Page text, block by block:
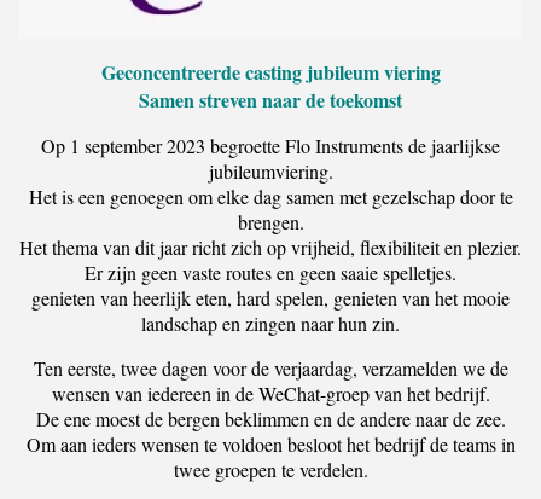
Geconcentreerde casting jubileum viering
Samen streven naar de toekomst
Op 1 september 2023 begroette Flo Instruments de jaarlijkse
jubileumviering.
Het is een genoegen om elke dag samen met gezelschap door te
brengen.
Het thema van dit jaar richt zich op vrijheid, flexibiliteit en plezier.
Er zijn geen vaste routes en geen saaie spelletjes.
genieten van heerlijk eten, hard spelen, genieten van het mooie
landschap en zingen naar hun zin.
Ten eerste, twee dagen voor de verjaardag, verzamelden we de
wensen van iedereen in de WeChat-groep van het bedrijf.
De ene moest de bergen beklimmen en de andere naar de zee.
Om aan ieders wensen te voldoen besloot het bedrijf de teams in
twee groepen te verdelen.